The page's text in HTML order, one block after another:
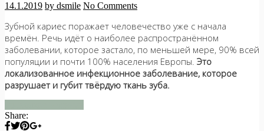
14.1.2019 by dsmile No Comments
Зубной кариес поражает человечество уже с начала
времён. Речь идёт о наиболее распространённом
заболевании, которое застало, по меньшей мере, 90% всей
популяции и почти 100% населения Европы. Это
локализованное инфекционное заболевание, которое
разрушает и губит твёрдую ткань зуба.
Share: